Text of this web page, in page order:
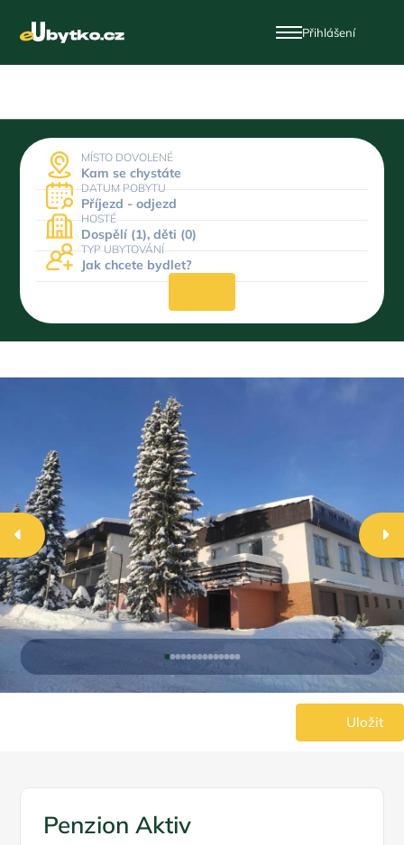
Přihlášení
MÍSTO DOVOLENÉ
Kam se chystáte
DATUM POBYTU
Příjezd - odjezd
HOSTÉ
Dospělí (1), děti (0)
TYP UBYTOVÁNÍ
Jak chcete bydlet?
Uložit
Penzion Aktiv